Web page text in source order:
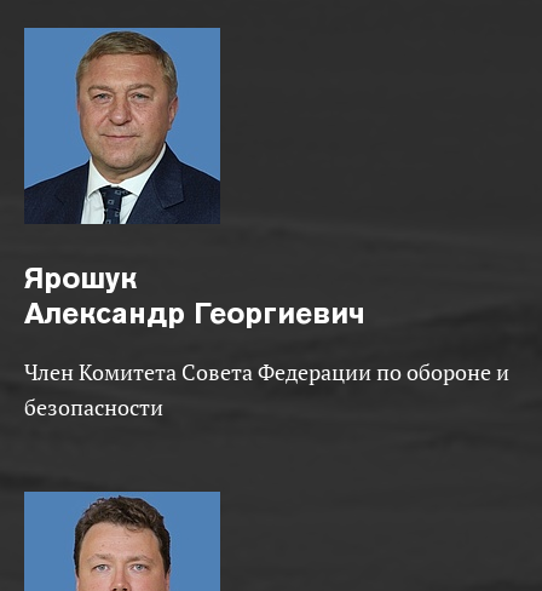
Ярошук
Александр Георгиевич
Член Комитета Совета Федерации по обороне и
безопасности